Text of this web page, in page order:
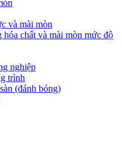
và mài mòn
hóa chất và mài mòn mức độ
nghiệp
trình
(đánh bóng)